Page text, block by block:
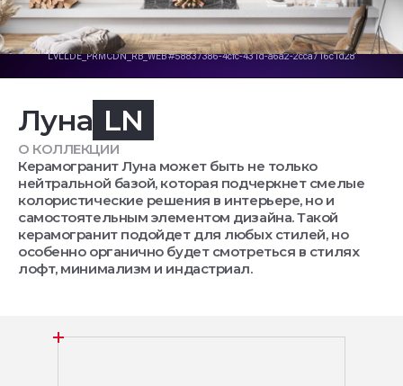
Луна LN
О КОЛЛЕКЦИИ
Керамогранит Луна может быть не только
нейтральной базой, которая подчеркнет смелые
колористические решения в интерьере, но и
самостоятельным элементом дизайна. Такой
керамогранит подойдет для любых стилей, но
особенно органично будет смотреться в стилях
лофт, минимализм и индастриал.